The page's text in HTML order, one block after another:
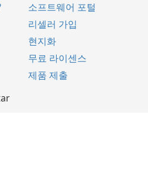
소프트웨어 포털
리셀러 가입
현지화
무료 라이센스
제품 제출